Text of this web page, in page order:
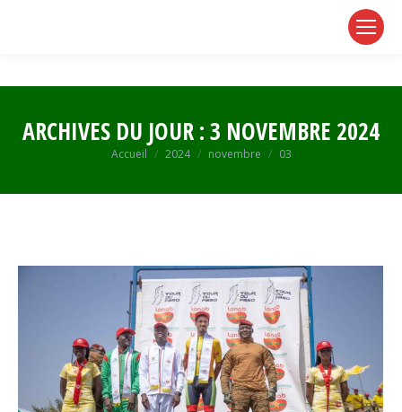
ARCHIVES DU JOUR :3 NOVEMBRE 2024
Vous êtes ici :
Accueil 2024 novembre 03